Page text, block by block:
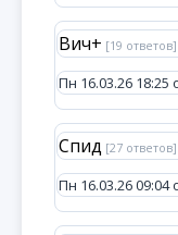
Вич+ [19 ответов]
Пн 16.03.26 18:25
Спид [27 ответов]
Пн 16.03.26 09:04